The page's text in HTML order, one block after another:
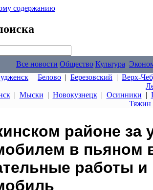
содержанию
Все новости Общество Культура
| Белово | Березовский | Верх-
| Мыски | Новокузнецк| Осинники |
Тяжин
районе за
в пьяном
работы